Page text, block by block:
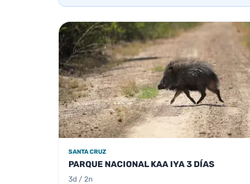
SANTA CRUZ
PARQUE NACIONAL KAA IYA 3 DÍAS
3d / 2n